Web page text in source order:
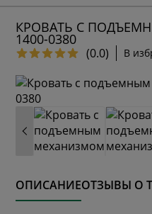
КРОВАТЬ С
1400-0380
(0.0) В
ОПИСАНИЕОТЗЫВЫ О